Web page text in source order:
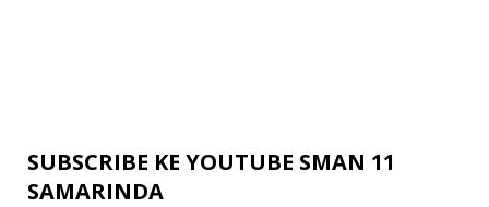
SUBSCRIBE KE YOUTUBE SMAN 11
SAMARINDA